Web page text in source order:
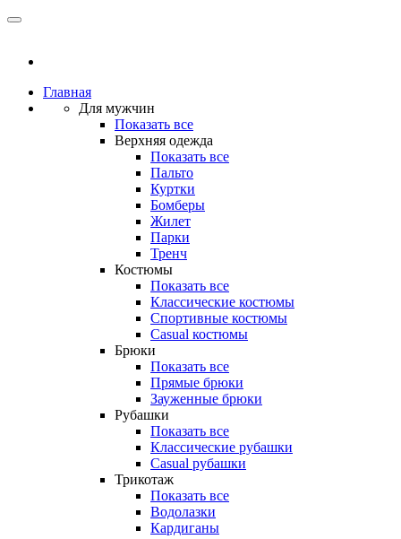
Главная
Для мужчин
Показать все
Верхняя одежда
Показать все
Пальто
Куртки
Бомберы
Жилет
Парки
Тренч
Костюмы
Показать все
Классические костюмы
Спортивные костюмы
Casual костюмы
Брюки
Показать все
Прямые брюки
Зауженные брюки
Рубашки
Показать все
Классические рубашки
Casual рубашки
Трикотаж
Показать все
Водолазки
Кардиганы